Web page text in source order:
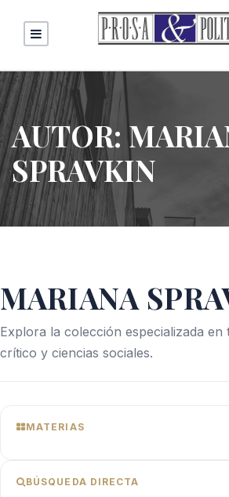
AUTOR:
SPRAVKIN
MARIANA
Explora la colección especializada en
crítico y ciencias sociales.
MATERIAS
BÚSQUEDA DIRECTA